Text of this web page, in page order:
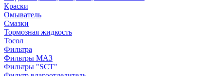
Краски
Омыватель
Смазки
Тормозная жидкость
Тосол
Фильтра
Фильтры МАЗ
Фильтры "SCT"